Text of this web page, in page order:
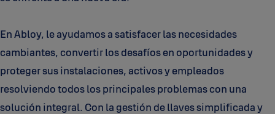
En Abloy, le ayudamos a satisfacer las necesidades
cambiantes, convertir los desafíos en oportunidades y
proteger sus instalaciones, activos y empleados
resolviendo todos los principales problemas con una
solución integral. Con la gestión de llaves simplificada y